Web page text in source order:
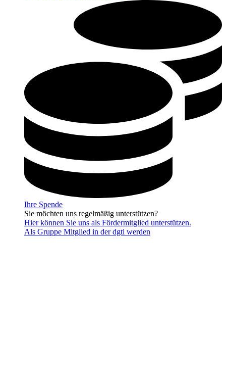
Ihre Spende
Sie möchten uns regelmäßig unterstützen?
Hier können Sie uns als Fördermitglied unterstützen.
Als Gruppe Mitglied in der dgti werden